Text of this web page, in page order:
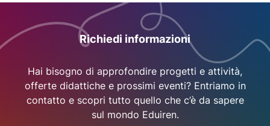
Richiedi informazioni
Hai bisogno di approfondire progetti e attività,
offerte didattiche e prossimi eventi? Entriamo in
contatto e scopri tutto quello che c’è da sapere
sul mondo Eduiren.